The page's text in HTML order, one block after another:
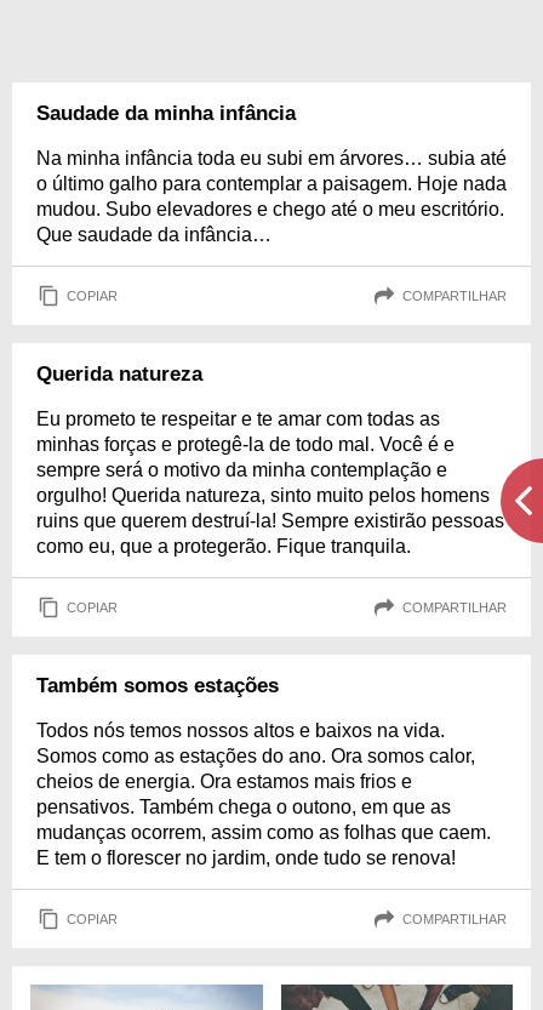
Saudade da minha infância
Na minha infância toda eu subi em árvores… subia até
o último galho para contemplar a paisagem. Hoje nada
mudou. Subo elevadores e chego até o meu escritório.
Que saudade da infância…
COPIAR COMPARTILHAR
Querida natureza
Eu prometo te respeitar e te amar com todas as
minhas forças e protegê-la de todo mal. Você é e
sempre será o motivo da minha contemplação e
orgulho! Querida natureza, sinto muito pelos homens
ruins que querem destruí-la! Sempre existirão pessoas
como eu, que a protegerão. Fique tranquila.
COPIAR COMPARTILHAR
Também somos estações
Todos nós temos nossos altos e baixos na vida.
Somos como as estações do ano. Ora somos calor,
cheios de energia. Ora estamos mais frios e
pensativos. Também chega o outono, em que as
mudanças ocorrem, assim como as folhas que caem.
E tem o florescer no jardim, onde tudo se renova!
COPIAR COMPARTILHAR